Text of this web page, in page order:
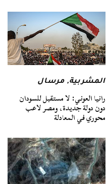
المشربية,مرسال
رانيا العوني: لا مستقبل للسودان
دون دولة جديدة، ومصر لاعب
محوري في المعادلة